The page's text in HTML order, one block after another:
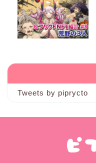
Tweets by piprycto